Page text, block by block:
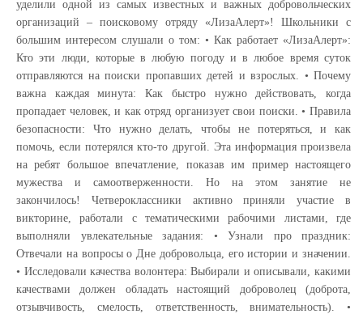
уделили одной из самых известных и важных добровольческих
организаций – поисковому отряду «ЛизаАлерт»! Школьники с
большим интересом слушали о том: • Как работает «ЛизаАлерт»:
Кто эти люди, которые в любую погоду и в любое время суток
отправляются на поиски пропавших детей и взрослых. • Почему
важна каждая минута: Как быстро нужно действовать, когда
пропадает человек, и как отряд организует свои поиски. • Правила
безопасности: Что нужно делать, чтобы не потеряться, и как
помочь, если потерялся кто-то другой. Эта информация произвела
на ребят большое впечатление, показав им пример настоящего
мужества и самоотверженности. Но на этом занятие не
закончилось! Четвероклассники активно приняли участие в
викторине, работали с тематическими рабочими листами, где
выполняли увлекательные задания: • Узнали про праздник:
Отвечали на вопросы о Дне добровольца, его истории и значении.
• Исследовали качества волонтера: Выбирали и описывали, какими
качествами должен обладать настоящий доброволец (доброта,
отзывчивость, смелость, ответственность, внимательность). •